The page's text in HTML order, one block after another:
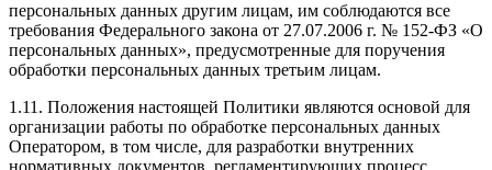
персональных данных другим лицам, им соблюдаются все
требования Федерального закона от 27.07.2006 г. № 152-ФЗ «О
персональных данных», предусмотренные для поручения
обработки персональных данных третьим лицам.
1.11. Положения настоящей Политики являются основой для
организации работы по обработке персональных данных
Оператором, в том числе, для разработки внутренних
нормативных документов, регламентирующих процесс